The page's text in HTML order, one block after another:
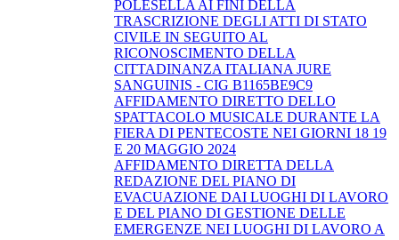
POLESELLA AI FINI DELLA
TRASCRIZIONE DEGLI ATTI DI STATO
CIVILE IN SEGUITO AL
RICONOSCIMENTO DELLA
CITTADINANZA ITALIANA JURE
SANGUINIS - CIG B1165BE9C9
AFFIDAMENTO DIRETTO DELLO
SPATTACOLO MUSICALE DURANTE LA
FIERA DI PENTECOSTE NEI GIORNI 18 19
E 20 MAGGIO 2024
AFFIDAMENTO DIRETTA DELLA
REDAZIONE DEL PIANO DI
EVACUAZIONE DAI LUOGHI DI LAVORO
E DEL PIANO DI GESTIONE DELLE
EMERGENZE NEI LUOGHI DI LAVORO A